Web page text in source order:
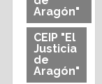
Aragón"
CEIP "El
Justicia
de
Aragón"